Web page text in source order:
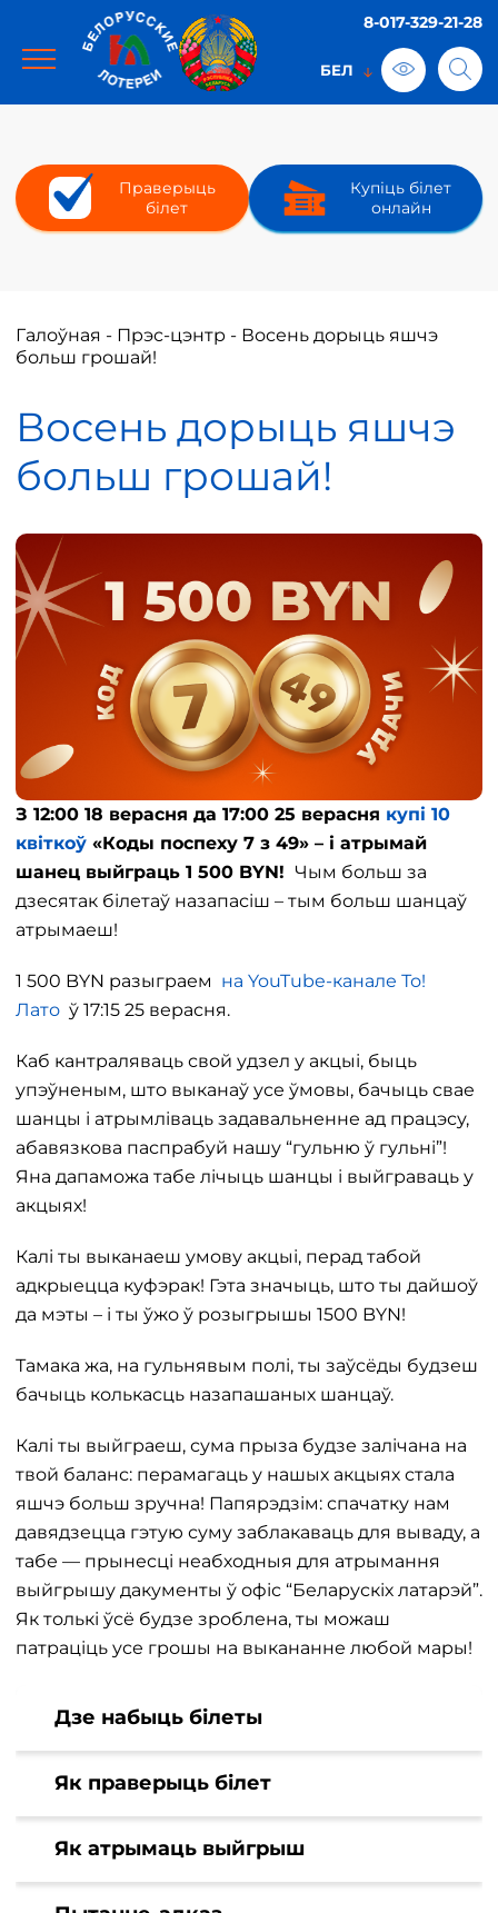
8-017-329-21-28
Праверыць
білет
Купіць білет
онлайн
Галоўная - Прэс-цэнтр - Восень дорыць яшчэ
больш грошай!
Восень дорыць яшчэ
больш грошай!
З 12:00 18 верасня да 17:00 25 верасня купі 10
квіткоў «Коды поспеху 7 з 49» – і атрымай
шанец выйграць 1 500 BYN! Чым больш за
дзесятак білетаў назапасіш – тым больш шанцаў
атрымаеш!
1 500 BYN разыграем на YouTube-канале То!
Лато ў 17:15 25 верасня.
Каб кантраляваць свой удзел у акцыі, быць
упэўненым, што выканаў усе ўмовы, бачыць свае
шанцы і атрымліваць задавальненне ад працэсу,
абавязкова паспрабуй нашу “гульню ў гульні”!
Яна дапаможа табе лічыць шанцы і выйграваць у
акцыях!
Калі ты выканаеш умову акцыі, перад табой
адкрыецца куфэрак! Гэта значыць, што ты дайшоў
да мэты – і ты ўжо ў розыгрышы 1500 BYN!
Тамака жа, на гульнявым полі, ты заўсёды будзеш
бачыць колькасць назапашаных шанцаў.
Калі ты выйграеш, сума прыза будзе залічана на
твой баланс: перамагаць у нашых акцыях стала
яшчэ больш зручна! Папярэдзім: спачатку нам
давядзецца гэтую суму заблакаваць для вываду, а
табе — прынесці неабходныя для атрымання
выйгрышу дакументы ў офіс “Беларускіх латарэй”.
Як толькі ўсё будзе зроблена, ты можаш
патраціць усе грошы на выкананне любой мары!
Дзе набыць білеты
Як праверыць білет
Як атрымаць выйгрыш